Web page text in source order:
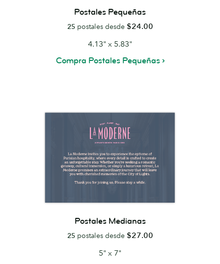
Postales Pequeñas
25postales desde $24.00
4.13" x 5.83"
Compra Postales Pequeñas
Postales Medianas
25postales desde $27.00
5" x 7"